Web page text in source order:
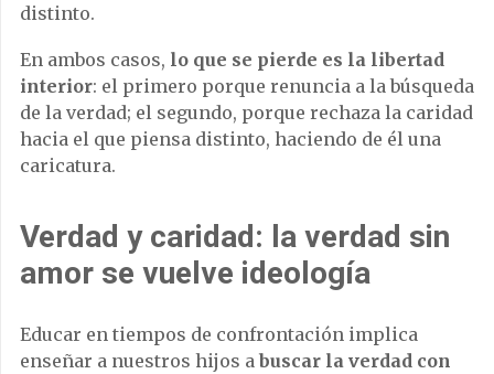
distinto.
En ambos casos, lo que se pierde es la libertad
interior: el primero porque renuncia a la búsqueda
de la verdad; el segundo, porque rechaza la caridad
hacia el que piensa distinto, haciendo de él una
caricatura.
Verdad y caridad: la verdad sin
amor se vuelve ideología
Educar en tiempos de confrontación implica
enseñar a nuestros hijos a buscar la verdad con